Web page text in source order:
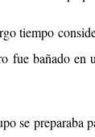
tiempo
fue bañado en
se preparaba